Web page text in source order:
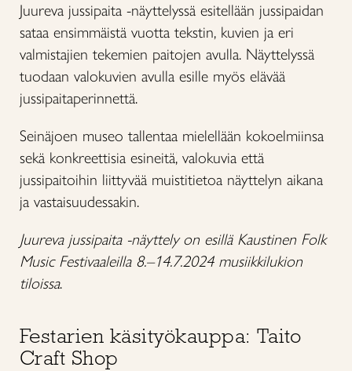
Juureva jussipaita -näyttelyssä esitellään jussipaidan
sataa ensimmäistä vuotta tekstin, kuvien ja eri
valmistajien tekemien paitojen avulla. Näyttelyssä
tuodaan valokuvien avulla esille myös elävää
jussipaitaperinnettä.
Seinäjoen museo tallentaa mielellään kokoelmiinsa
sekä konkreettisia esineitä, valokuvia että
jussipaitoihin liittyvää muistitietoa näyttelyn aikana
ja vastaisuudessakin.
Juureva jussipaita -näyttely on esillä Kaustinen Folk
Music Festivaaleilla 8.–14.7.2024 musiikkilukion
tiloissa.
Festarien käsityökauppa: Taito
Craft Shop